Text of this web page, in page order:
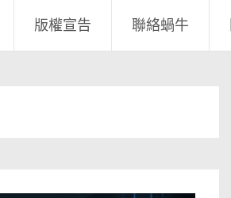
版權宣告 聯絡蝸牛